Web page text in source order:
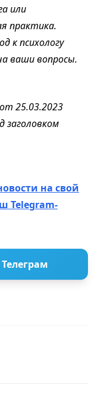
или
практика.
к психологу
ваши вопросы.
25.03.2023
заголовком
на свой
Telegram-